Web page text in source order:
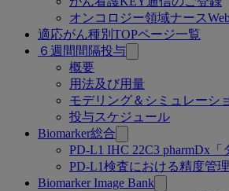
オンコロジー領域ナース
適応がん種別TOPページ一覧
６週間間隔投与
概要
用法及び用量
モデリング＆シミュレーシ
投与スケジュール
Biomarker総合
PD-L1 IHC 22C3 pharmDx
PD-L1検査における精度管
Biomarker Image Bank